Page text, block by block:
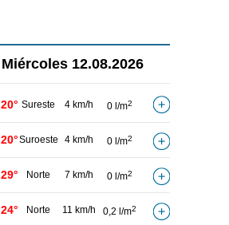
Miércoles 12.08.2026
20° Sureste 4 km/h 0 l/m2
20°Suroeste 4 km/h 0 l/m2
29° Norte 7 km/h 0 l/m2
24° Norte 11 km/h 0,2 l/m2